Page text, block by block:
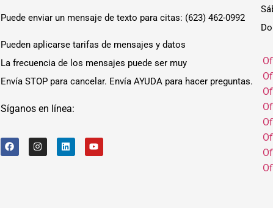
Puede enviar un mensaje de texto para citas: (623) 462-0992
Pueden aplicarse tarifas de mensajes y datos
La frecuencia de los mensajes puede ser muy
Envía STOP para cancelar. Envía AYUDA para hacer preguntas.
Síganos en línea: